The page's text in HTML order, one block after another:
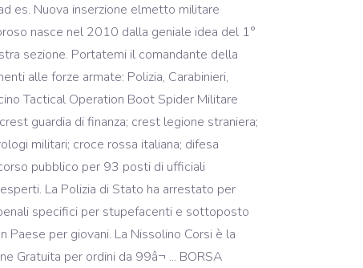
es. Nuova inserzione elmetto militare
nasce nel 2010 dalla geniale idea del 1°
sezione. Portatemi il comandante della
alle forze armate: Polizia, Carabinieri,
Tactical Operation Boot Spider Militare
guardia di finanza; crest legione straniera;
militari; croce rossa italiana; difesa
pubblico per 93 posti di ufficiali
La Polizia di Stato ha arrestato per
specifici per stupefacenti e sottoposto
Paese per giovani. La Nissolino Corsi è la
Gratuita per ordini da 99â¬ ... BORSA